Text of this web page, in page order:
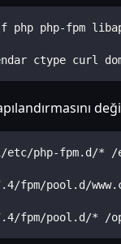
php-fpm
ctype curl
etc/php-fpm.d/*
fpm/pool.d/
fpm/pool.d/* /